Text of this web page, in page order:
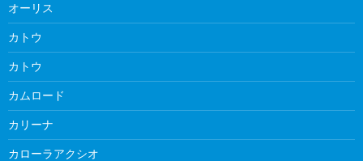
オーリス
カトウ
カトウ
カムロード
カリーナ
カローラアクシオ